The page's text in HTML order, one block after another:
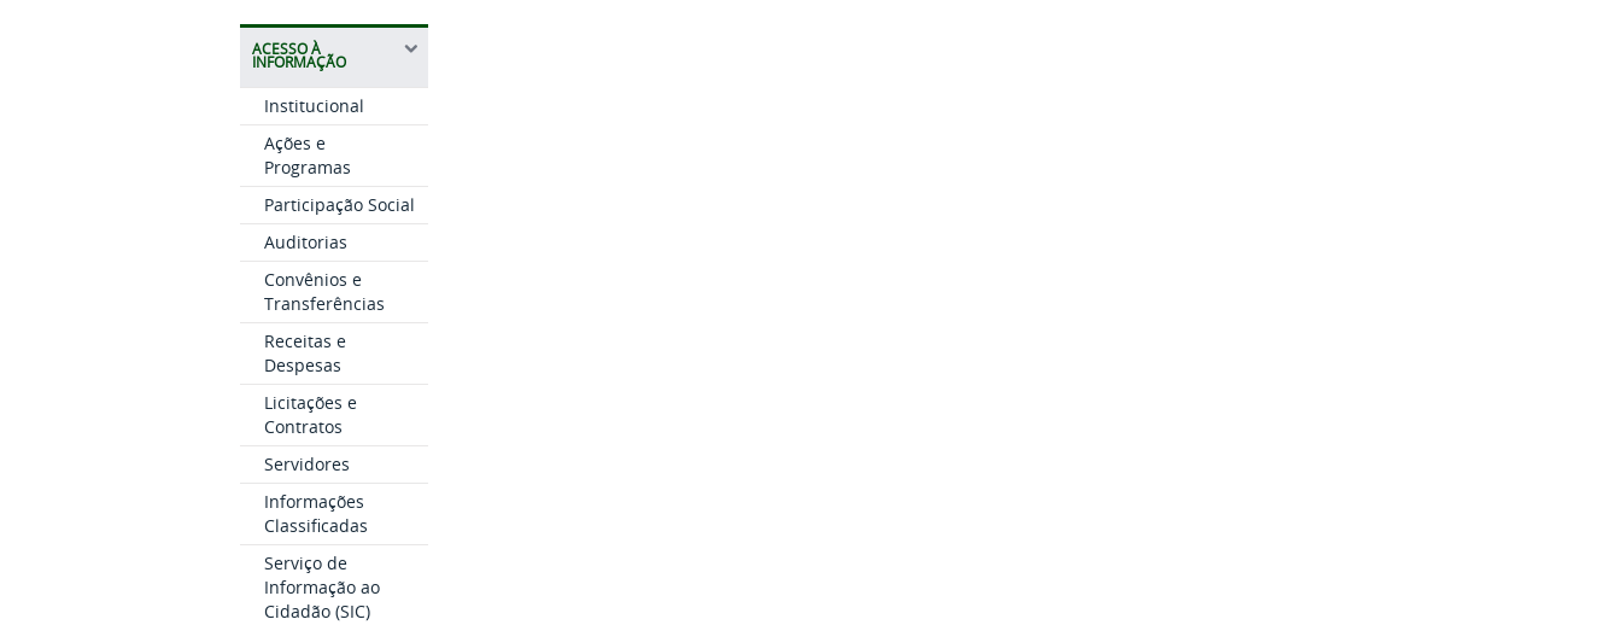
ACESSO À
INFORMAÇÃO
Institucional
Ações e
Programas
Participação Social
Auditorias
Convênios e
Transferências
Receitas e
Despesas
Licitações e
Contratos
Servidores
Informações
Classificadas
Serviço de
Informação ao
Cidadão (SIC)